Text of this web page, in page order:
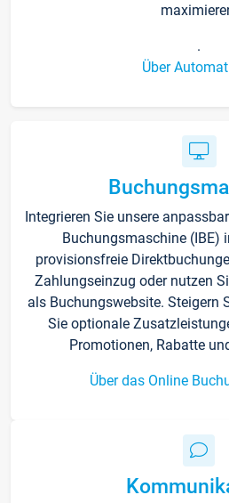
.
Über
Integrieren Sie unsere
Buchungsmaschine (IBE)
provisionsfreie
Zahlungseinzug oder nutzen
als Buchungswebsite. Steigern
Sie optionale
Promotionen, Rabatte
Über das Online